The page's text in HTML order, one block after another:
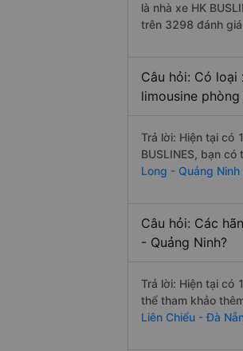
là nhà xe HK
trên 3298 đánh
Câu hỏi: Có
limousine
Trả lời: Hiện tại có
BUSLINES, bạn
Long - Quảng
Câu hỏi: Các
- Quảng Ninh?
Trả lời: Hiện tại có
thể tham khảo
Liên Chiểu - Đà